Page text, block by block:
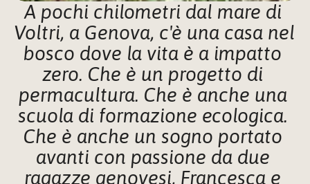
A pochi chilometri dal mare di
Voltri, a Genova, c'è una casa nel
bosco dove la vita è a impatto
zero. Che è un progetto di
permacultura. Che è anche una
scuola di formazione ecologica.
Che è anche un sogno portato
avanti con passione da due
ragazze genovesi, Francesca e